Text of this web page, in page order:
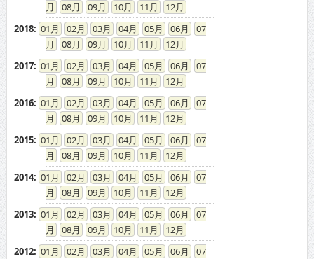
08
09 10 11
12
2018: 01 02 03 04 05 06
07
08
09 10 11
12
2017: 01 02 03 04 05 06
07
08
09 10 11
12
2016: 01 02 03 04 05 06
07
08
09 10 11
12
2015: 01 02 03 04 05 06
07
08
09 10 11
12
2014: 01 02 03 04 05 06
07
08
09 10 11
12
2013: 01 02 03 04 05 06
07
08
09 10 11
12
2012: 01 02 03 04 05 06
07